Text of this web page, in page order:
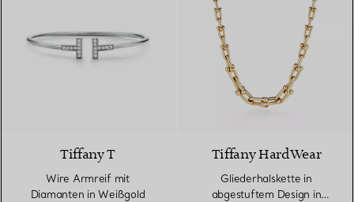
3 Materialien
Tiffany T
Wire Armreif mit
Diamanten in Weißgold
Tiffany HardWear
Gliederhalskette in
abgestuftem Design in